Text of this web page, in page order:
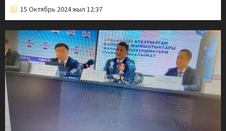
15 Октябрь 2024 жыл 12:37